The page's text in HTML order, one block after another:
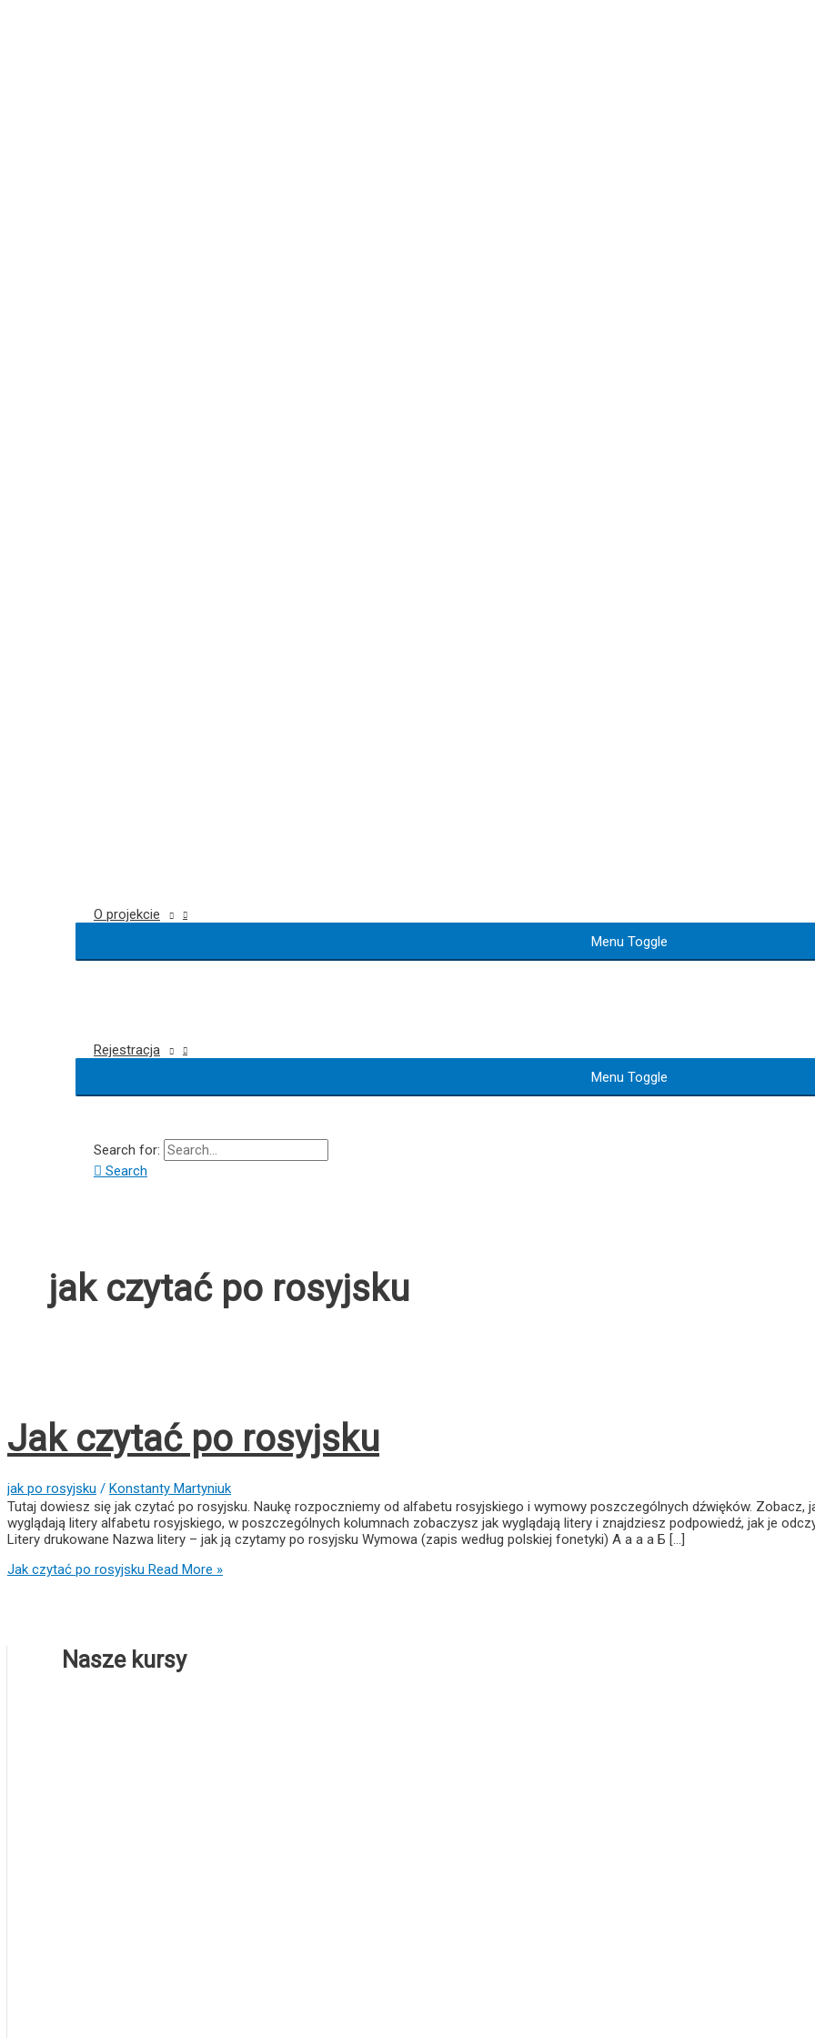
O projekcie
Menu Toggle
Rejestracja
Menu Toggle
Search for:
Search
jak czytać po rosyjsku
Jak czytać po rosyjsku
jak po rosyjsku / Konstanty Martyniuk
Tutaj dowiesz się jak czytać po rosyjsku. Naukę rozpoczniemy od alfabetu rosyjskiego i wymowy poszczególnych dźwięków. Zobacz,
wyglądają litery alfabetu rosyjskiego, w poszczególnych kolumnach zobaczysz jak wyglądają litery i znajdziesz podpowiedź, jak je
Litery drukowane Nazwa litery – jak ją czytamy po rosyjsku Wymowa (zapis według polskiej fonetyki) А а а a Б [...]
Jak czytać po rosyjsku Read More »
Nasze kursy